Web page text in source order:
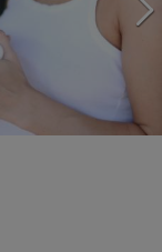
daži soļi